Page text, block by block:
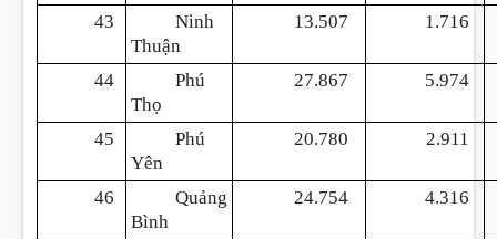
43
Ninh
Thuận
13.507 1.716
44
Phú
Thọ
27.867 5.974
45
Phú
Yên
20.780 2.911
46
Quảng
Bình
24.754 4.316